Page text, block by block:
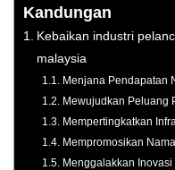
Kandungan
Kebaikan industri
malaysia
Menjana Pendapatan
Mewujudkan Peluang
Mempertingkatkan
Mempromosikan
Menggalakkan